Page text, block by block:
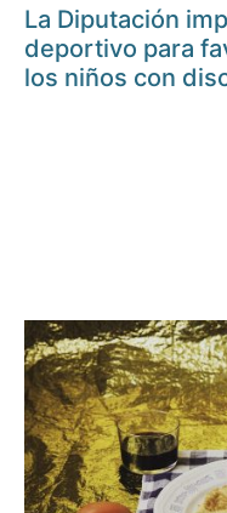
La Diputación
deportivo para
los niños con